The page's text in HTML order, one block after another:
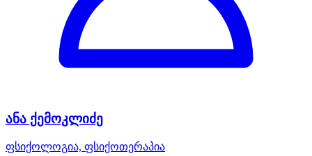
ანა ქემოკლიძე
ფსიქოლოგია, ფსიქოთერაპია